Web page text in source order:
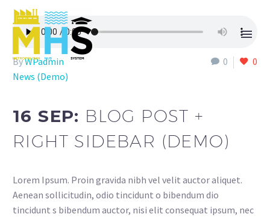
0 0
ByWPadmin
News (Demo)
16 SEP: BLOG POST +
RIGHT SIDEBAR (DEMO)
Lorem Ipsum. Proin gravida nibh vel velit auctor aliquet.
Aenean sollicitudin, odio tincidunt o bibendum dio
tincidunt s bibendum auctor, nisi elit consequat ipsum, nec